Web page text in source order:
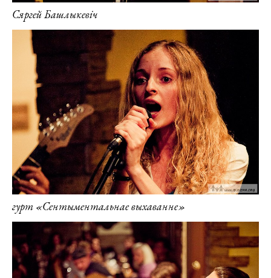
Сяргей Башлыкевіч
гурт «Сентыментальнае выхаванне»